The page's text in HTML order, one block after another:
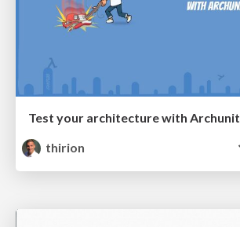
Test your architecture with Archunit
thirion